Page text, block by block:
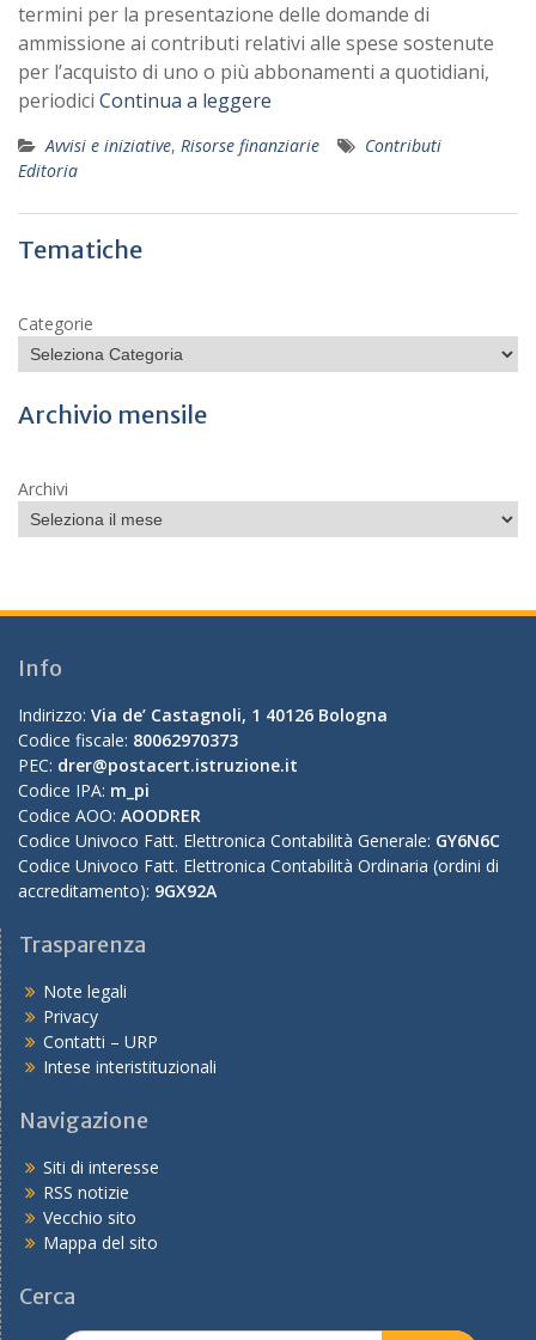
termini per la presentazione delle domande di
ammissione ai contributi relativi alle spese sostenute
per l’acquisto di uno o più abbonamenti a quotidiani,
periodici Continua a leggere
Avvisi e iniziative, Risorse finanziarie
Contributi
Editoria
Tematiche
Categorie
Archivio mensile
Archivi
Info
Indirizzo: Via de’ Castagnoli, 1 40126 Bologna
Codice fiscale: 80062970373
PEC: drer@postacert.istruzione.it
Codice IPA: m_pi
Codice AOO: AOODRER
Codice Univoco Fatt. Elettronica Contabilità Generale: GY6N6C
Codice Univoco Fatt. Elettronica Contabilità Ordinaria (ordini di
accreditamento): 9GX92A
Trasparenza
Note legali
Privacy
Contatti – URP
Intese interistituzionali
Navigazione
Siti di interesse
RSS notizie
Vecchio sito
Mappa del sito
Cerca